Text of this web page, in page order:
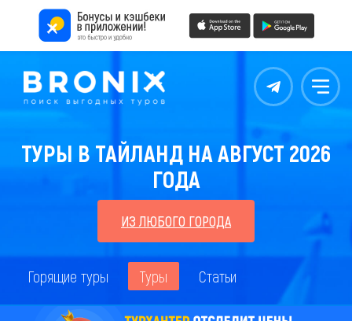
Контакты Меню
ТУРЫ В ТАЙЛАНД НА АВГУСТ 2026
ГОДА
ИЗ ЛЮБОГО ГОРОДА
Горящие туры Туры Статьи